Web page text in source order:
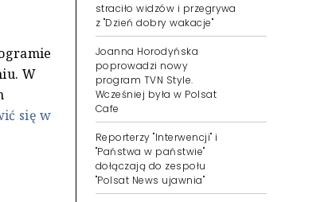
W
się w
"Pytanie na śniadanie"
straciło widzów i przegrywa
z "Dzień dobry wakacje"
Joanna Horodyńska
poprowadzi nowy
program TVN Style.
Wcześniej była w Polsat
Cafe
Reporterzy "Interwencji" i
"Państwa w państwie"
dołączają do zespołu
"Polsat News ujawnia"